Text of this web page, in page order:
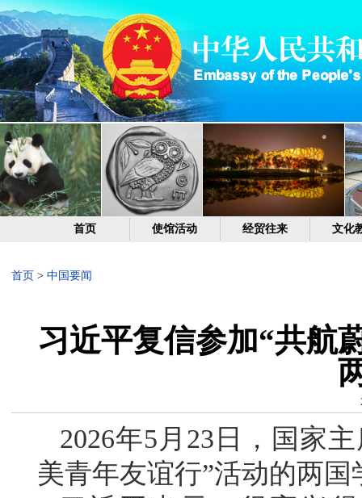
首页 使馆活动 经贸往来 文化
首页 > 中国要闻
习近平复信参加“共航
2026年5月23日，国家
美青年友谊行”活动的两国